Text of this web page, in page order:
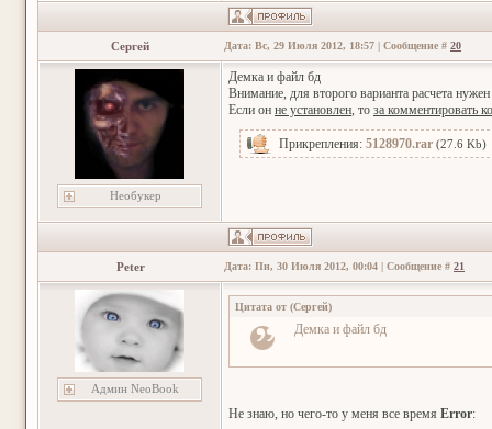
Сергей Дата: Вс, 29 Июля 2012, 18:57 | Сообщение # 20
Необукер
Демка и файл бд
Внимание, для второго варианта расчета
Если он не установлен, то за комментировать
Прикрепления: 5128970.rar (27.6 Kb)
Peter Дата: Пн, 30 Июля 2012, 00:04 | Сообщение # 21
Админ NeoBook
Цитата от (Сергей)
Демка и файл бд
Не знаю, но чего-то у меня все время Error: